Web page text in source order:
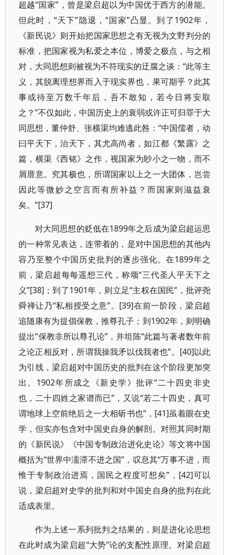
超越“国家”，曾是梁启超以为中国优于西方的潜能。
但此时，“天下”隐退，“国家”凸显。到了1902年，
《新民说》则开始把国家思想之有无视为文野判分的
标准，把国家视为私爱之本位，博爱之极点，与之相
对，大同思想则被视为不符现实的迂腐之谈：“此等主
义，其脱离理想界而入于现实界也，果可期乎？此其
事或待至万数千年后，吾不敢知，若今日将安取
之？”不仅如此，中国历史上的衰弱或许正可归罪于大
同思想，董仲舒、张横渠均难逃此咎：“中国儒者，动
曰平天下，治天下，其尤高尚者，如江都《繁露》之
篇，横渠《西铭》之作，视国家为眇小之一物，而不
屑厝意。究其极也，所谓国家以上之一大团体，岂尝
因此等微妙之空言而有所补益？而国家则滋益衰
矣。”[37]
对大同思想的贬低在1899年之后成为梁启超运思
的一种常见表达，连带着的，是对中国思想的其他内
容乃至整个中国历史批判的逐步强化。在1899年之
前，梁启超每每遥想三代，称颂“三代圣人平天下之
义”[38]；到了1901年，则立足“主权在国民”，批评尧
舜禅让乃“私相授受之意”。[39]在前一阶段，梁启超
追随康有为提倡保教，推尊孔子；到1902年，则明确
提出“保教非所以尊孔论”，并坦陈“此篇与著者数年前
之论正相反对，所谓我操我矛以伐我者也”。[40]以此
为引线，梁启超对中国历史的批判在这个阶段更加突
出。1902年所成之《新史学》批评“二十四史非史
也，二十四姓之家谱而已”，又说“若二十四史，真可
谓地球上空前绝后之一大相斫书也”，[41]虽着眼在史
学，但实亦包含对中国史自身的解剖。对照其同时期
的《新民说》《中国专制政治进化史论》等文将中国
概括为“世界中濡滞不进之国”，叹息其“万事不进，而
惟于专制政治进焉，国民之程度可想矣”，[42]可以
说，梁启超对史学的批判和对中国史自身的批判在此
适成表里。
作为上述一系列批判之结果的，则是进化论思想
在此时成为梁启超“大势”论的支配性原理。对梁启超